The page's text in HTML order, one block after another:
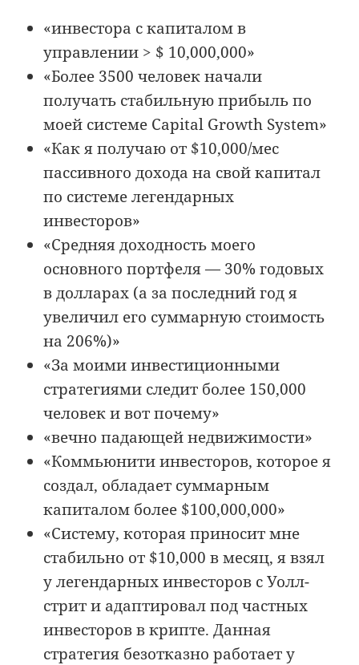
«инвестора с капиталом в
управлении > $ 10,000,000»
«Более 3500 человек начали
получать стабильную прибыль по
моей системе Capital Growth System»
«Как я получаю от $10,000/мес
пассивного дохода на свой капитал
по системе легендарных
инвесторов»
«Средняя доходность моего
основного портфеля — 30% годовых
в долларах (а за последний год я
увеличил его суммарную стоимость
на 206%)»
«За моими инвестиционными
стратегиями следит более 150,000
человек и вот почему»
«вечно падающей недвижимости»
«Коммьюнити инвесторов, которое я
создал, обладает суммарным
капиталом более $100,000,000»
«Систему, которая приносит мне
стабильно от $10,000 в месяц, я взял
у легендарных инвесторов с Уолл-
стрит и адаптировал под частных
инвесторов в крипте. Данная
стратегия безотказно работает у